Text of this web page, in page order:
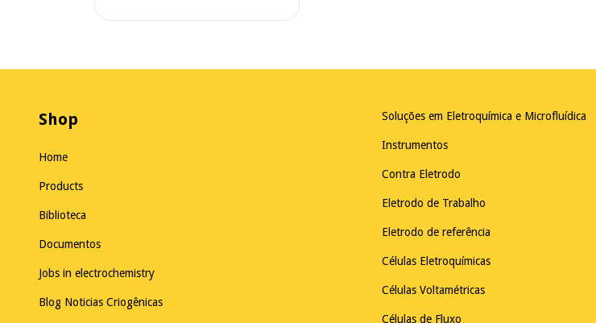
Shop
Home
Products
Biblioteca
Documentos
Jobs in electrochemistry
Blog Noticias Criogênicas
Soluções em Eletroquímica e Microfluídica
Instrumentos
Contra Eletrodo
Eletrodo de Trabalho
Eletrodo de referência
Células Eletroquímicas
Células Voltamétricas
Células de Fluxo